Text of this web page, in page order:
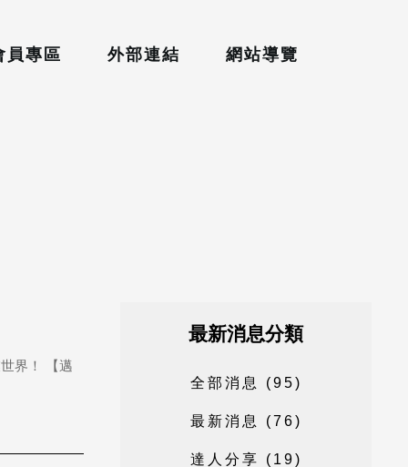
員專區 外部連結 網站導覽
界！ 【邁
最新消息分類
全 部 消 息 (95)
最 新消 息 (7 6)
達 人 分 享 ( 1 9)